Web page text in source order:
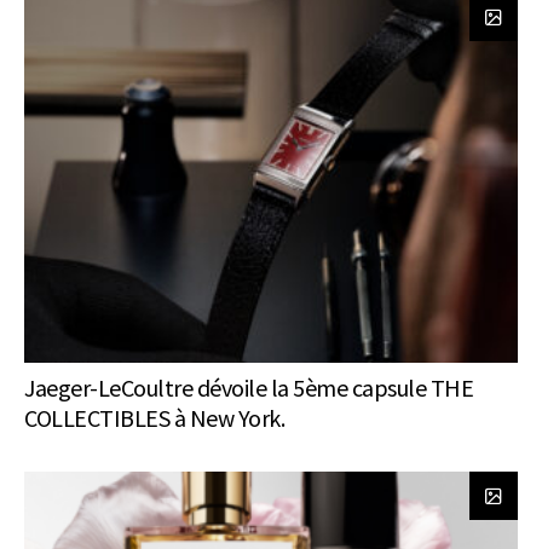
Jaeger-LeCoultre dévoile la 5ème capsule THE
COLLECTIBLES à New York.